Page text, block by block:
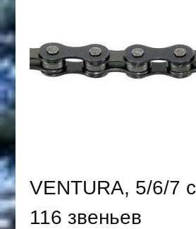
VENTURA, 5/6/7
116 звеньев